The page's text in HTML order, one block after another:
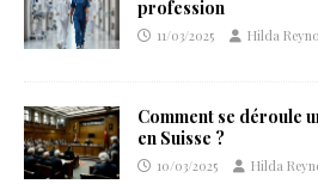
profession
11/03/2025 Hilda
Comment se déroule
en Suisse ?
10/03/2025 Hilda